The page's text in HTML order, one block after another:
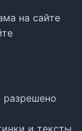
на сайте
разрешено